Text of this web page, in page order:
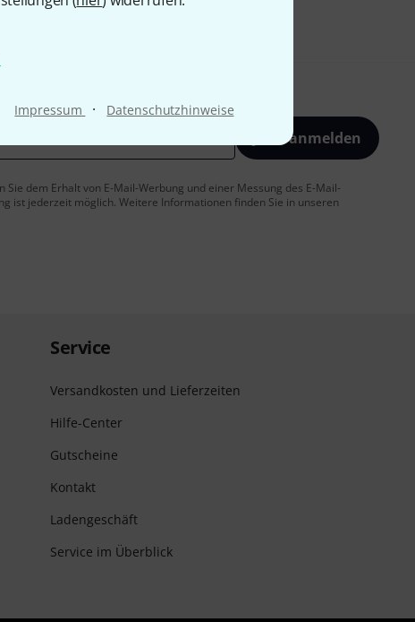
Impressum · Datenschutzhinweise
Jetzt anmelden
Sie dem Erhalt von E-Mail-Werbung und einer Messung des E-Mail-
ist jederzeit möglich. Weitere Informationen finden Sie in unseren
Service
Versandkosten und Lieferzeiten
Hilfe-Center
Gutscheine
Kontakt
Ladengeschäft
Service im Überblick